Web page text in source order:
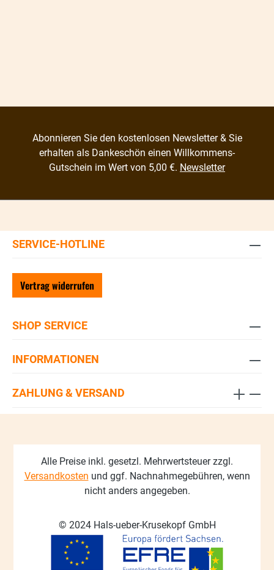
Abonnieren Sie den kostenlosen Newsletter & Sie
erhalten als Dankeschön einen Willkommens-
Gutschein im Wert von 5,00 €. Newsletter
SERVICE-HOTLINE
Vertrag widerrufen
SHOP SERVICE
INFORMATIONEN
ZAHLUNG & VERSAND
Alle Preise inkl. gesetzl. Mehrwertsteuer zzgl.
Versandkosten und ggf. Nachnahmegebühren, wenn
nicht anders angegeben.
© 2024 Hals-ueber-Krusekopf GmbH